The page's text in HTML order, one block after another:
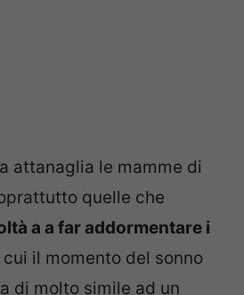
attanaglia le mamme di
quelle che
a a far addormentare i
cui il momento del sonno
di molto simile ad un